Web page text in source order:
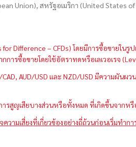
Union), สหรัฐอเมริกา (United States
Difference – CFDs) โดยมีการซื้อขายใ
การซื้อขายโดยใช้อัตราทดหรือเลเวอเรจ
AUD/USD และ NZD/USD มีความผัน
รสูญเสียบางส่วนหรือทั้งหมด ที่เกิดขึ้นจากหรื
วามเสี่ยงที่เกี่ยวข้องอย่างถี่ถ้วนก่อนเริ่มทำกา